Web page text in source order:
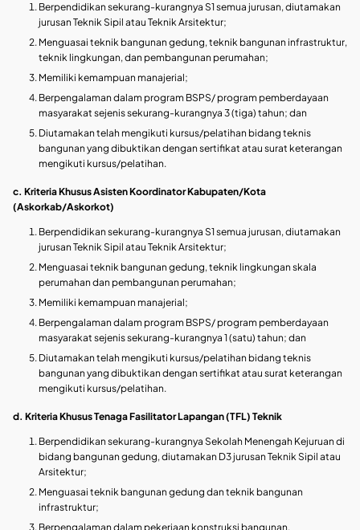
Berpendidikan sekurang-kurangnya S1 semua jurusan, diutamakan
jurusan Teknik Sipil atau Teknik Arsitektur;
Menguasai teknik bangunan gedung, teknik bangunan infrastruktur,
teknik lingkungan, dan pembangunan perumahan;
Memiliki kemampuan manajerial;
Berpengalaman dalam program BSPS/ program pemberdayaan
masyarakat sejenis sekurang-kurangnya 3 (tiga) tahun; dan
Diutamakan telah mengikuti kursus/pelatihan bidang teknis
bangunan yang dibuktikan dengan sertifikat atau surat keterangan
mengikuti kursus/pelatihan.
c. Kriteria Khusus Asisten Koordinator Kabupaten/Kota
(Askorkab/Askorkot)
Berpendidikan sekurang-kurangnya S1 semua jurusan, diutamakan
jurusan Teknik Sipil atau Teknik Arsitektur;
Menguasai teknik bangunan gedung, teknik lingkungan skala
perumahan dan pembangunan perumahan;
Memiliki kemampuan manajerial;
Berpengalaman dalam program BSPS/ program pemberdayaan
masyarakat sejenis sekurang-kurangnya 1 (satu) tahun; dan
Diutamakan telah mengikuti kursus/pelatihan bidang teknis
bangunan yang dibuktikan dengan sertifikat atau surat keterangan
mengikuti kursus/pelatihan.
d. Kriteria Khusus Tenaga Fasilitator Lapangan (TFL) Teknik
Berpendidikan sekurang-kurangnya Sekolah Menengah Kejuruan di
bidang bangunan gedung, diutamakan D3 jurusan Teknik Sipil atau
Arsitektur;
Menguasai teknik bangunan gedung dan teknik bangunan
infrastruktur;
Berpengalaman dalam pekerjaan konstruksi bangunan,